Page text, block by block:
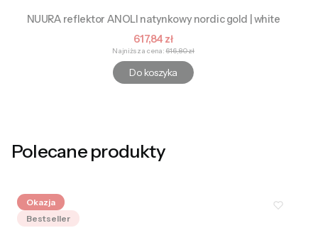
NUURA reflektor ANOLI natynkowy nordic gold | white
Cena promocyjna
617,84 zł
Najniższa cena: 616,80 zł
Do koszyka
Polecane produkty
Okazja
Bestseller